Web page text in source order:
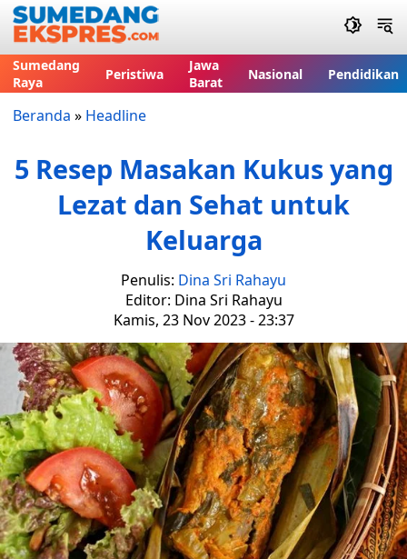
Sumedang
Raya
Peristiwa
Jawa
Barat
Nasional Pendidikan
Beranda » Headline
5 Resep Masakan Kukus yang
Lezat dan Sehat untuk
Keluarga
Penulis: Dina Sri Rahayu
Editor: Dina Sri Rahayu
Kamis, 23 Nov 2023 - 23:37